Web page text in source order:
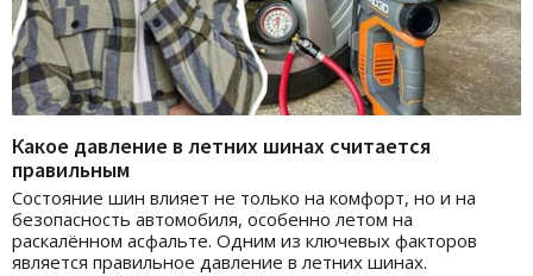
Какое давление в летних шинах считается
правильным
Состояние шин влияет не только на комфорт, но и на
безопасность автомобиля, особенно летом на
раскалённом асфальте. Одним из ключевых факторов
является правильное давление в летних шинах.